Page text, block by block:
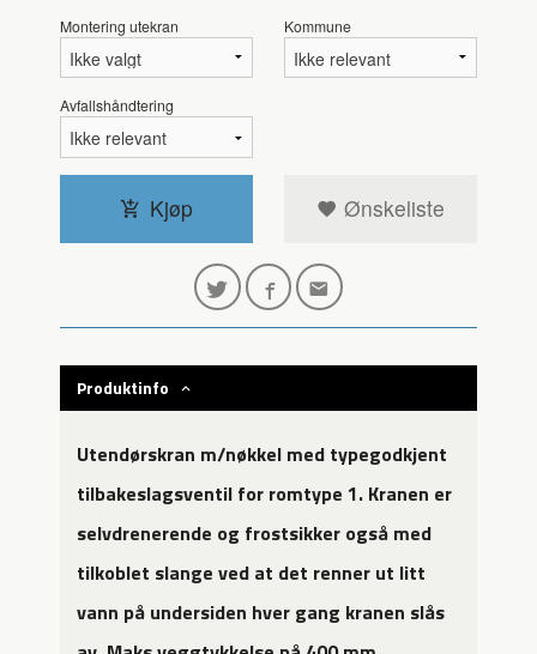
Montering utekran Kommune
Avfallshåndtering
Kjøp Ønskeliste
Produktinfo
Utendørskran m/nøkkel med typegodkjent
tilbakeslagsventil for romtype 1. Kranen er
selvdrenerende og frostsikker også med
tilkoblet slange ved at det renner ut litt
vann på undersiden hver gang kranen slås